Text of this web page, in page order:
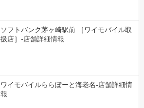
ソフトバンク茅ヶ崎駅前 ［ワイモバイル取
扱店］-店舗詳細情報
ワイモバイルららぽーと海老名-店舗詳細情
報